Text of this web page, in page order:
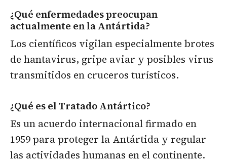
¿Qué enfermedades preocupan
actualmente en la Antártida?
Los científicos vigilan especialmente brotes
de hantavirus, gripe aviar y posibles virus
transmitidos en cruceros turísticos.
¿Qué es el Tratado Antártico?
Es un acuerdo internacional firmado en
1959 para proteger la Antártida y regular
las actividades humanas en el continente.